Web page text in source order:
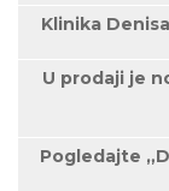
Klinika
U prodaji je
Pogledajte